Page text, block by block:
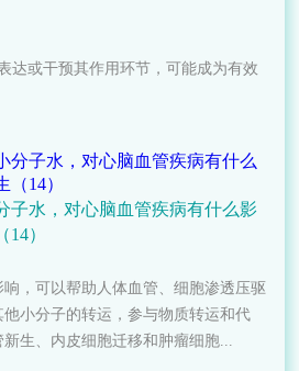
达或干预其作用环节，可能成为有效
子水，对心脑血管疾病有什么影
）
，可以帮助人体血管、细胞渗透压驱
小分子的转运，参与物质转运和代
生、内皮细胞迁移和肿瘤细胞...